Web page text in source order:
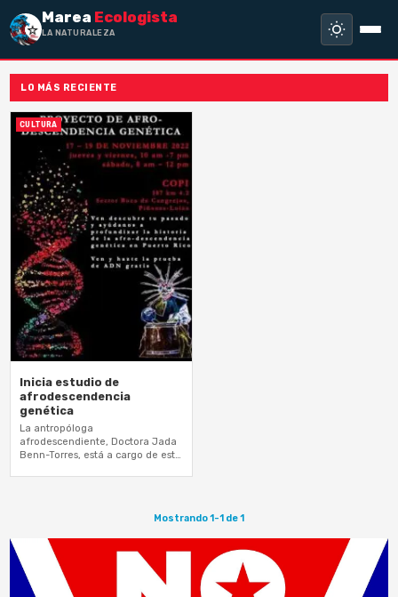
Marea Ecologista
LA NATURALEZA NO
LO MÁS RECIENTE
CULTURA
Inicia estudio de
afrodescendencia
genética
La antropóloga
afrodescendiente, Doctora Jada
Benn-Torres, está a cargo de este
Mostrando 1-1 de 1